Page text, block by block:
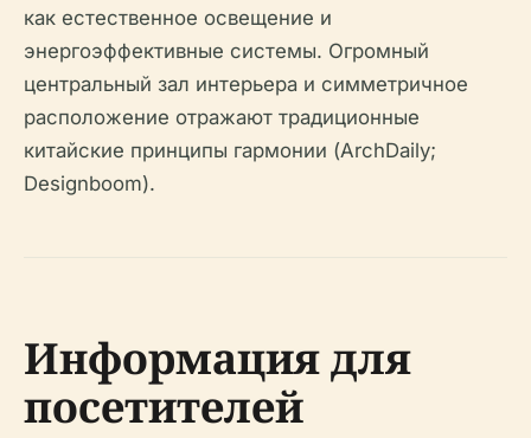
как естественное освещение и
энергоэффективные системы. Огромный
центральный зал интерьера и симметричное
расположение отражают традиционные
китайские принципы гармонии (ArchDaily;
Designboom).
Информация для
посетителей